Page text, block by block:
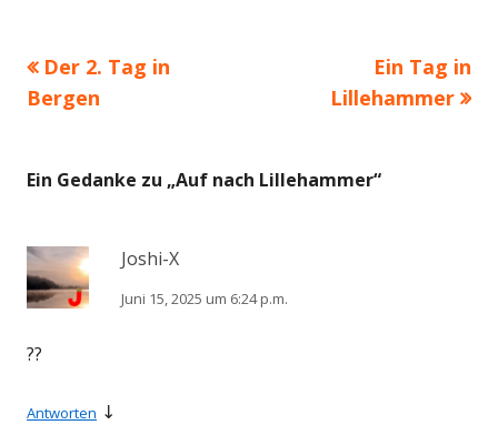
Beitragsnavigation
Vorheriger
Beitrag:
Der 2. Tag in
Bergen
Nächster
Beitrag
Ein Tag in
Lillehammer
Ein Gedanke zu „Auf nach Lillehammer“
Joshi-X
Juni 15, 2025 um 6:24 p.m.
??
Antworten ↓